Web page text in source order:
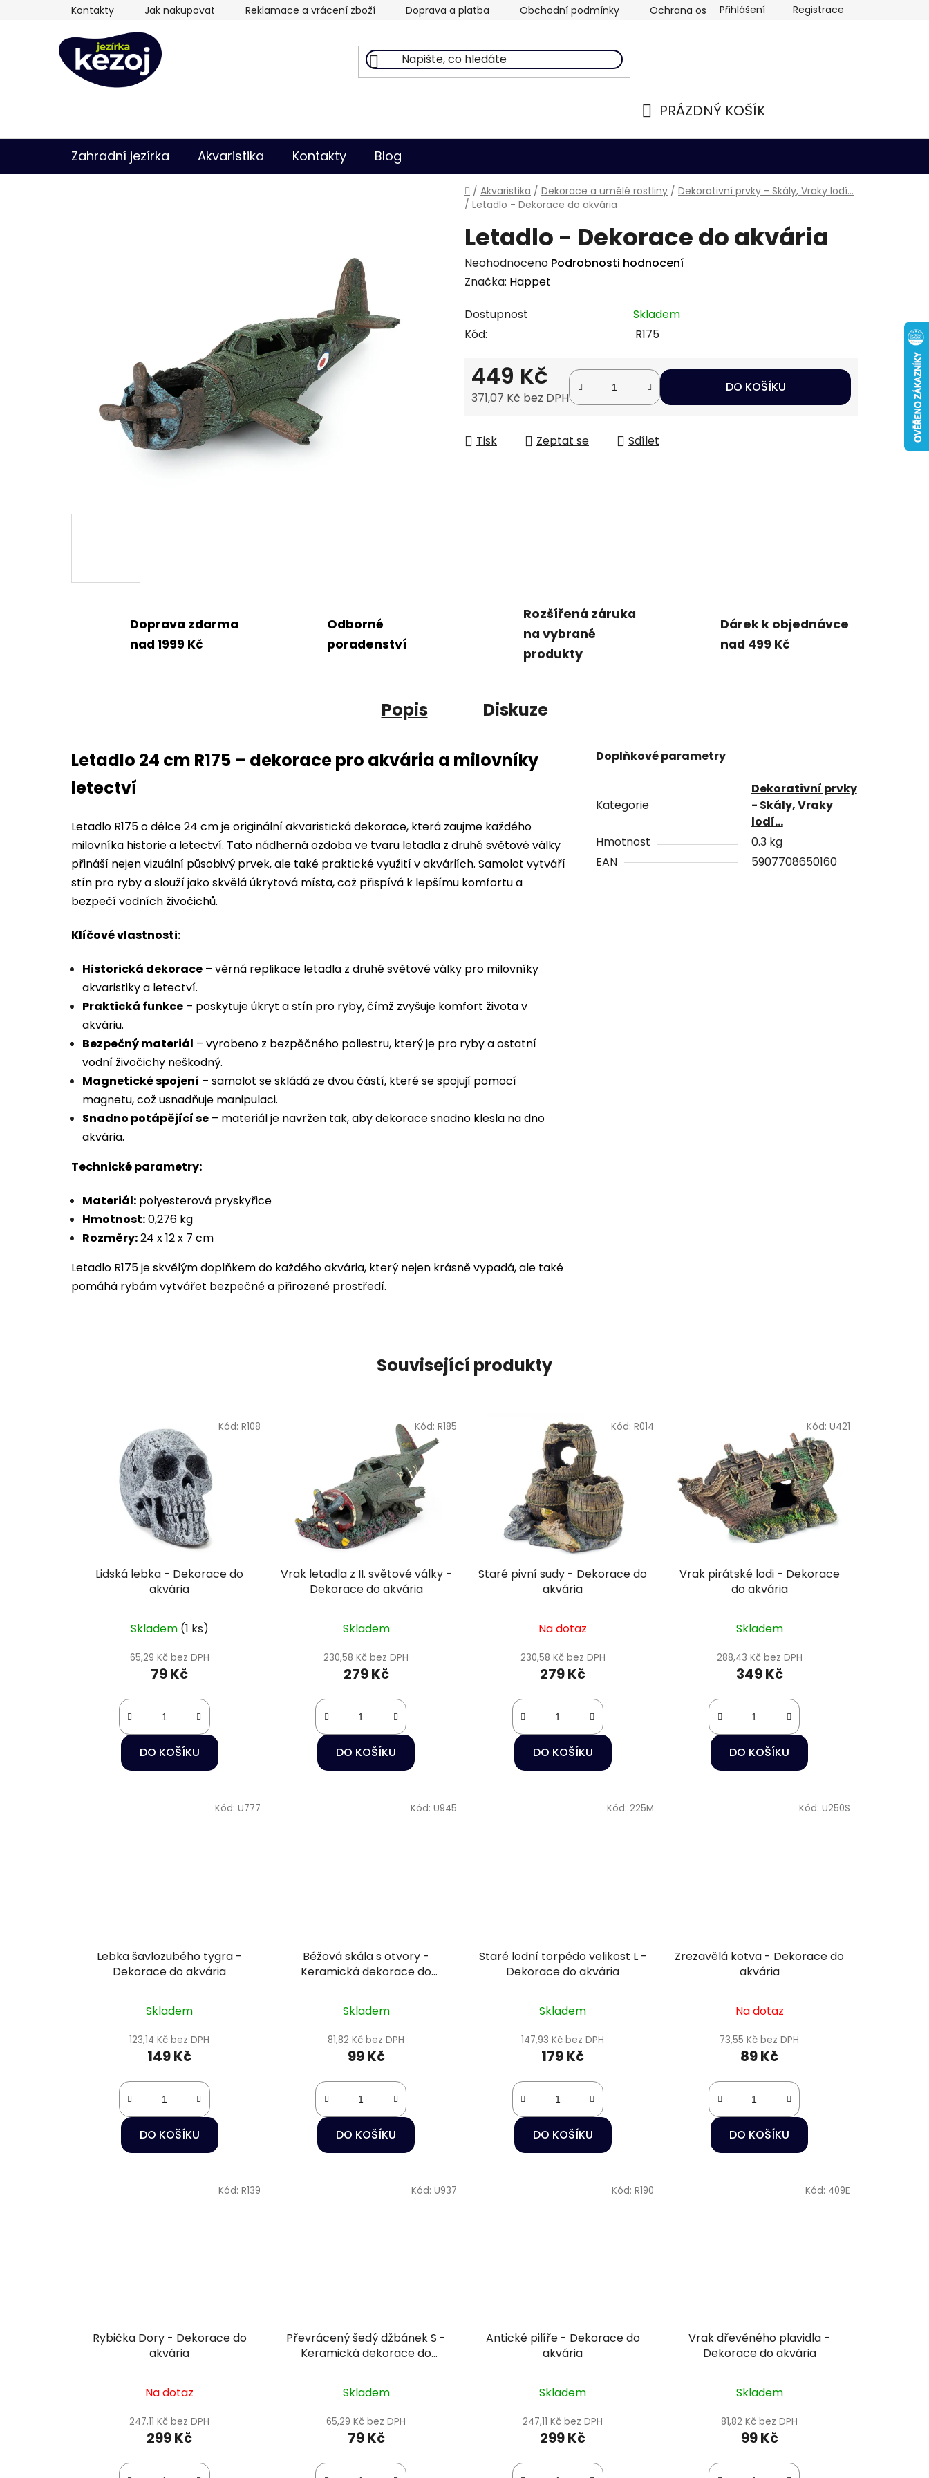
Kontakty Jak nakupovat Reklamace a vrácení zboží Doprava a platba Obchodní podmínky Ochrana osobních údajů
Přihlášení Registrace
PRÁZDNÝ KOŠÍK
Zahradní jezírka Akvaristika Kontakty Blog
Domů
/ Akvaristika / Dekorace a umělé rostliny / Dekorativní prvky - Skály, Vraky lodí...
/ Letadlo - Dekorace do akvária
Letadlo - Dekorace do akvária
Průměrné
hodnocení
je
0,0
hvězdiček.
Neohodnoceno Podrobnosti hodnocení
Značka: Happet
Dostupnost
Skladem
Kód:
R175
449 Kč
371,07 Kč bez DPH
DO KOŠÍKU
Tisk Zeptat se Sdílet
Doprava zdarma
nad 1999 Kč
Odborné
poradenství
Rozšířená záruka
na vybrané
produkty
Dárek k objednávce
nad 499 Kč
Popis Diskuze
Letadlo 24 cm R175 – dekorace pro akvária a milovníky
letectví
Letadlo R175 o délce 24 cm je originální akvaristická dekorace, která zaujme každého
milovníka historie a letectví. Tato nádherná ozdoba ve tvaru letadla z druhé světové války
přináší nejen vizuální působivý prvek, ale také praktické využití v akváriích. Samolot vytváří
stín pro ryby a slouží jako skvělá úkrytová místa, což přispívá k lepšímu komfortu a
bezpečí vodních živočichů.
Klíčové vlastnosti:
Historická dekorace – věrná replikace letadla z druhé světové války pro milovníky
akvaristiky a letectví.
Praktická funkce – poskytuje úkryt a stín pro ryby, čímž zvyšuje komfort života v
akváriu.
Bezpečný materiál – vyrobeno z bezpěčného poliestru, který je pro ryby a ostatní
vodní živočichy neškodný.
Magnetické spojení – samolot se skládá ze dvou částí, které se spojují pomocí
magnetu, což usnadňuje manipulaci.
Snadno potápějící se – materiál je navržen tak, aby dekorace snadno klesla na dno
akvária.
Technické parametry:
Materiál: polyesterová pryskyřice
Hmotnost:0,276 kg
Rozměry:24 x 12 x 7 cm
Letadlo R175 je skvělým doplňkem do každého akvária, který nejen krásně vypadá, ale také
pomáhá rybám vytvářet bezpečné a přirozené prostředí.
Doplňkové parametry
Kategorie
Dekorativní prvky
- Skály, Vraky
lodí...
Hmotnost
0.3 kg
EAN
5907708650160
Související produkty
Lidská lebka - Dekorace do
akvária
Skladem (1 ks)
65,29 Kč bez DPH
79 Kč
DO KOŠÍKU
Kód: R108
Vrak letadla z II. světové války -
Dekorace do akvária
Skladem
230,58 Kč bez DPH
279 Kč
DO KOŠÍKU
Kód: R185
Staré pivní sudy - Dekorace do
akvária
Na dotaz
230,58 Kč bez DPH
279 Kč
DO KOŠÍKU
Kód: R014
Vrak pirátské lodi - Dekorace
do akvária
Skladem
288,43 Kč bez DPH
349 Kč
DO KOŠÍKU
Kód: U421
Lebka šavlozubého tygra -
Dekorace do akvária
Skladem
123,14 Kč bez DPH
149 Kč
DO KOŠÍKU
Kód: U777
Béžová skála s otvory -
Keramická dekorace do
Skladem
81,82 Kč bez DPH
99 Kč
DO KOŠÍKU
Kód: U945
Staré lodní torpédo velikost L -
Dekorace do akvária
Skladem
147,93 Kč bez DPH
179 Kč
DO KOŠÍKU
Kód: 225M
Zrezavělá kotva - Dekorace do
akvária
Na dotaz
73,55 Kč bez DPH
89 Kč
DO KOŠÍKU
Kód: U250S
Rybička Dory - Dekorace do
akvária
Na dotaz
247,11 Kč bez DPH
299 Kč
Kód: R139
Převrácený šedý džbánek S -
Keramická dekorace do
Skladem
65,29 Kč bez DPH
79 Kč
Kód: U937
Antické pilíře - Dekorace do
akvária
Skladem
247,11 Kč bez DPH
299 Kč
Kód: R190
Vrak dřevěného plavidla -
Dekorace do akvária
Skladem
81,82 Kč bez DPH
99 Kč
Kód: 409E